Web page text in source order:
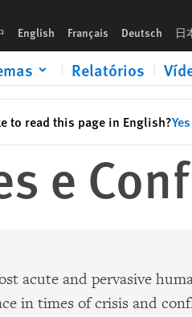
English Français Deutsch 日
Relatórios
to read this page in English?Yes
e
acute and pervasive
in times of crisis and